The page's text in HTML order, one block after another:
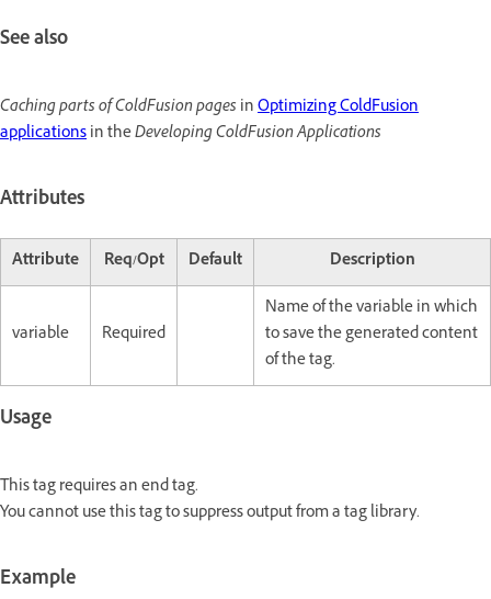
See also
Caching parts of ColdFusion pages inOptimizing ColdFusion
applicationsin theDeveloping ColdFusion Applications
Attributes
Attribute Req/Opt Default Description
variable Required
Name of the variable in which
to save the generated content
of the tag.
Usage
This tag requires an end tag.
You cannot use this tag to suppress output from a tag library.
Example